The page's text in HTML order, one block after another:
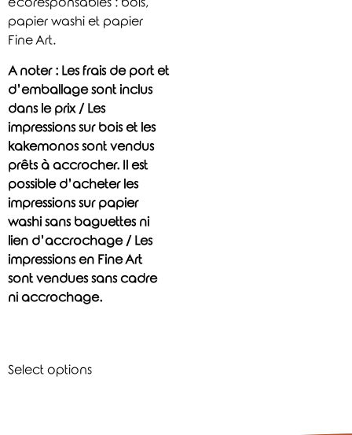
écoresponsables : bois,
papier washi et papier
Fine Art.
A noter : Les frais de port et
d’emballage sont inclus
dans le prix / Les
impressions sur bois et les
kakemonos sont vendus
prêts à accrocher. Il est
possible d’acheter les
impressions sur papier
washi sans baguettes ni
lien d’accrochage / Les
impressions en Fine Art
sont vendues sans cadre
ni accrochage.
Select options